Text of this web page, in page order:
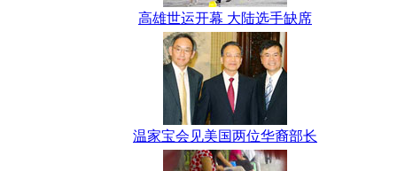
高雄世运开幕 大陆选手缺席
温家宝会见美国两位华裔部长